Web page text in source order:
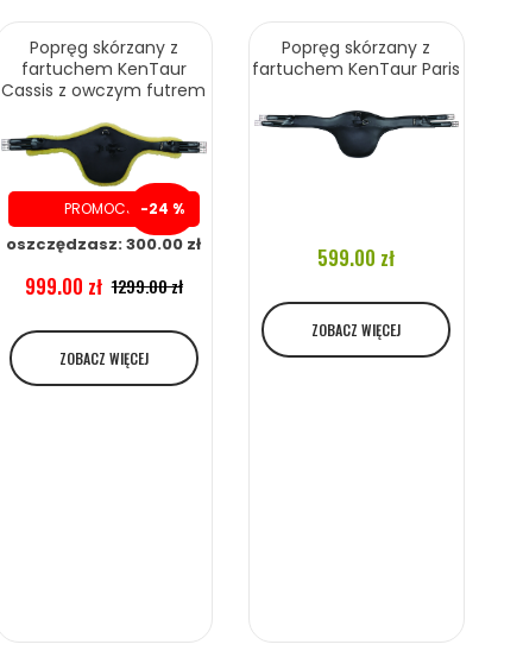
Popręg skórzany z
fartuchem KenTaur
Cassis z owczym futrem
PROMOCJA-24 %
oszczędzasz: 300.00 zł
999.00 zł 1299.00 zł
ZOBACZ WIĘCEJ
Popręg skórzany z
fartuchem KenTaur Paris
599.00 zł
ZOBACZ WIĘCEJ